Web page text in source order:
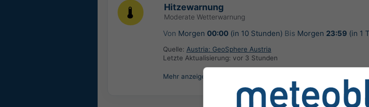
Hitzewarnung
Moderate Wetterwarnung
Von Morgen 00:00(in 10 Stunden) Bis Morgen 23:59 (in 1
Quelle: Austria: GeoSphere Austria
Letzte Aktualisierung: vor 3 Stunden
Mehr anzeigen